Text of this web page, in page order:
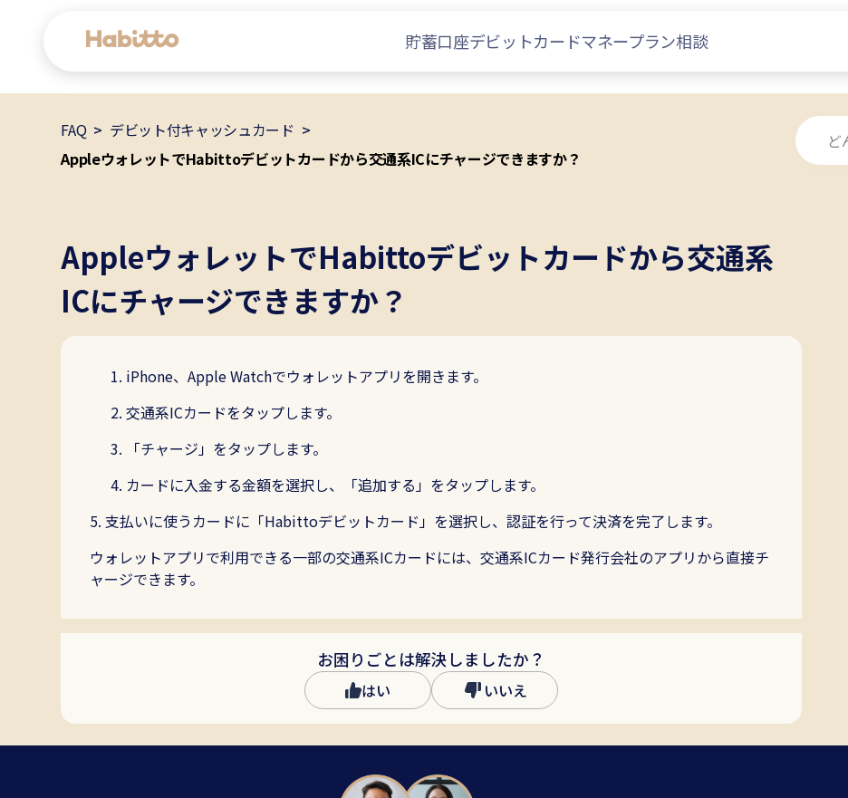
貯蓄口座
会社情報
コンテンツ
貯蓄口座デビットカードマネープラン相談
FAQ
デビット付キャッシュカード
AppleウォレットでHabittoデビットカードから交通系ICにチャージできますか？
AppleウォレットでHabittoデビットカードから交通系
ICにチャージできますか？
iPhone、Apple Watchでウォレットアプリを開きます。
交通系ICカードをタップします。
「チャージ」をタップします。
カードに入金する金額を選択し、「追加する」をタップします。
5. 支払いに使うカードに「Habittoデビットカード」を選択し、認証を行って決済を完了します。
ウォレットアプリで利用できる一部の交通系ICカードには、交通系ICカード発行会社のアプリから直接チ
ャージできます。
お困りごとは解決しましたか？
はい いいえ